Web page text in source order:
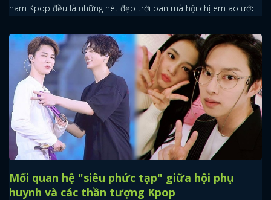
nam Kpop đều là những nét đẹp trời ban mà hội chị em ao ước.
Mối quan hệ "siêu phức tạp" giữa hội phụ
huynh và các thần tượng Kpop